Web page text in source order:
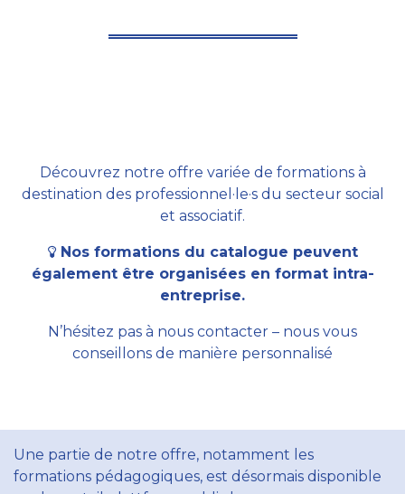
Découvrez notre offre variée de formations à
destination des professionnel·le·s du secteur social
et associatif.
Nos formations du catalogue peuvent
également être organisées en format intra-
entreprise.
N’hésitez pas à nous contacter – nous vous
conseillons de manière personnalisé
Une partie de notre offre, notamment les
formations pédagogiques, est désormais disponible